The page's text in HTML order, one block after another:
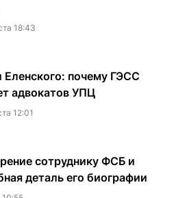
18:43
почему ГЭСС
адвокатов УПЦ
12:01
сотруднику ФСБ и
деталь его биографии